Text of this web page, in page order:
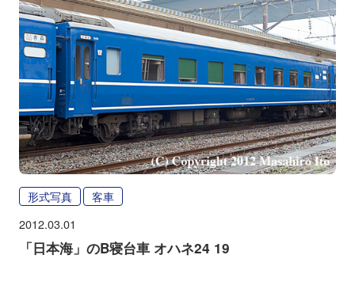
形式写真 客車
2012.03.01
「日本海」のB寝台車 オハネ24 19